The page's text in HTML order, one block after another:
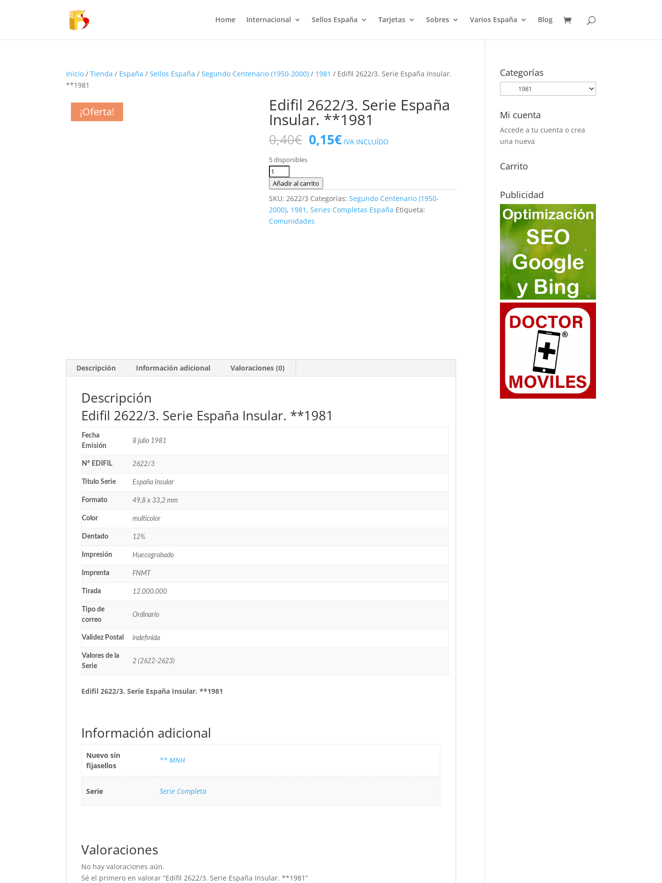
Home Internacional Sellos España Tarjetas Sobres Varios España Blog
Inicio /Tienda / España /Sellos España /Segundo Centenario (1950-2000) / 1981 / Edifil 2622/3. Serie España Insular.
**1981
¡Oferta! Edifil 2622/3. Serie España
Insular. **1981
0,40€ El
precio
era:
0,40€.
0,15€El
precio
IVA INCLUÍDO
5 disponibles
Edifil
2622/3.
Insular.
Añadir al carrito
SKU:2622/3 Categorías:Segundo Centenario (1950-
2000), 1981 ,Series Completas España Etiqueta:
Comunidades
Descripción Información adicional Valoraciones (0)
Descripción
Edifil 2622/3. Serie España Insular. **1981
Fecha
Emisión
8 julio 1981
Nº EDIFIL 2622/3
Título Serie España Insular
Formato 49,8 x 33,2 mm
Color multicolor
Dentado 12¾
Impresión Huecograbado
Imprenta FNMT
Tirada 12.000.000
Tipo de
correo
Ordinario
Validez Postal indefinida
Valores de la
Serie
2 (2622-2623)
Edifil 2622/3. Serie España Insular. **1981
Información adicional
Nuevo sin
fijasellos
** MNH
Serie Serie Completa
Valoraciones
No hay valoraciones aún.
Sé el primero en valorar “Edifil 2622/3. Serie España Insular. **1981”
¡Oferta!
¡Oferta!
¡Oferta!
Categorías
Mi cuenta
Accede a tu cuenta o crea
una nueva
Carrito
Publicidad